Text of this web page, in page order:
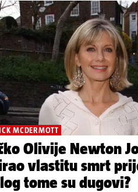
MCDERMOTT
Olivije Newton
vlastitu smrt
tome su dugovi?